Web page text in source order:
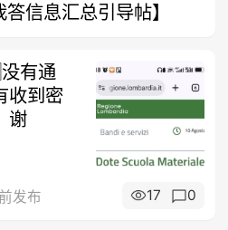
答信息汇总引导帖】
有通
收到密
谢
发布 17 0